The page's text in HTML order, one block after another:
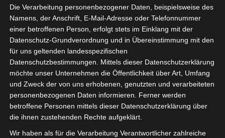
Weihnacht 2025 und ein gutes Neues Jahr 2026 um
unsere Diasshow hierzu anzusehen, müssen…
WEITERLESEN →
Das Stadtgrabenfest 2024
Die Verarbeitung personenbezogener Daten, beispielsweise des
Namens, der Anschrift, E-Mail-Adresse oder Telefonnummer
einer betroffenen Person, erfolgt stets im Einklang mit der
Datenschutz-Grundverordnung und in Übereinstimmung mit den
für uns geltenden landesspezifischen
Datenschutzbestimmungen. Mittels dieser Datenschutzerklärung
möchte unser Unternehmen die Öffentlichkeit über Art, Umfang
und Zweck der von uns erhobenen, genutzten und verarbeiteten
personenbezogenen Daten informieren. Ferner werden
betroffene Personen mittels dieser Datenschutzerklärung über
die ihnen zustehenden Rechte aufgeklärt.
Wir haben als für die Verarbeitung Verantwortlicher zahlreiche